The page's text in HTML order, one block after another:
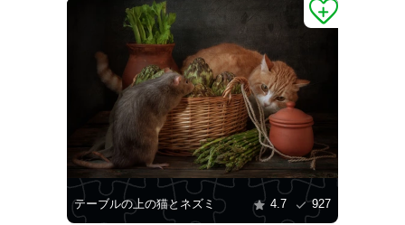
テーブルの上の猫とネズミ 4.7 927